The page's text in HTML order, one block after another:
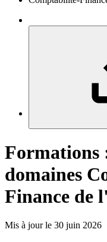
Formations
domaines
Finance de
Mis à jour le 30 juin 2026